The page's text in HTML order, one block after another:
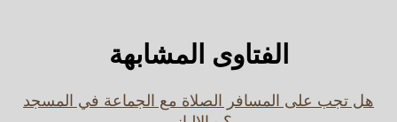
الفتاوى المشابهة
هل تجب على المسافر الصلاة مع الجماعة في المسجد